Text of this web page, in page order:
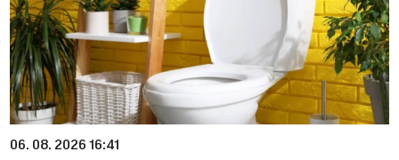
06. 08. 2026 16:41